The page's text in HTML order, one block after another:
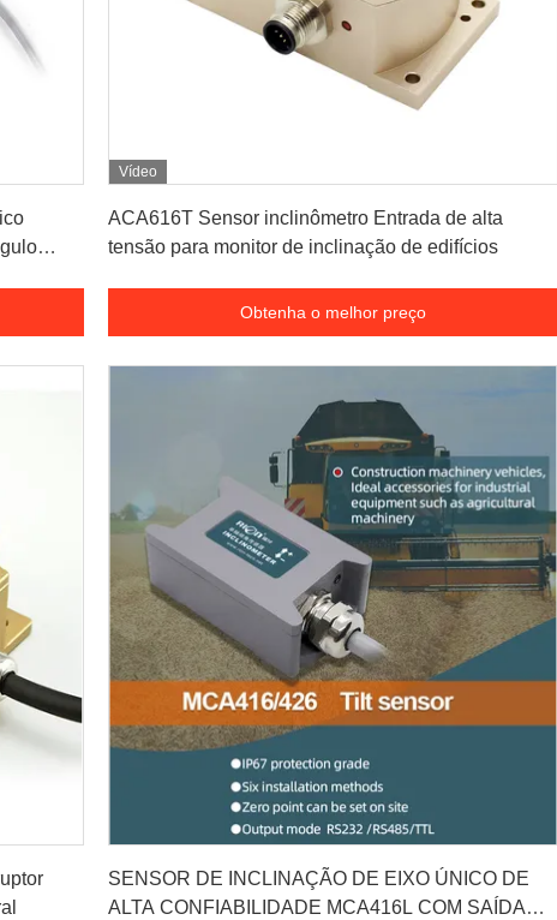
Vídeo
ACA616T Sensor inclinômetro Entrada de alta
tensão para monitor de inclinação de edifícios
Obtenha o melhor preço
SENSOR DE INCLINAÇÃO DE EIXO ÚNICO DE
ALTA CONFIABILIDADE MCA416L COM SAÍDA